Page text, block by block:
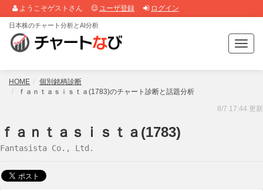
ようこそゲストさん ユーザ登録 ログイン
T
o
g
日本株のチャート分析とAI分析
HOME
個別銘柄診断
ｆａｎｔａｓｉｓｔａ(1783)のチャート診断と話題分析
8/7 17:44 更新
ｆａｎｔａｓｉｓｔａ(1783)
Fantasista Co., Ltd.